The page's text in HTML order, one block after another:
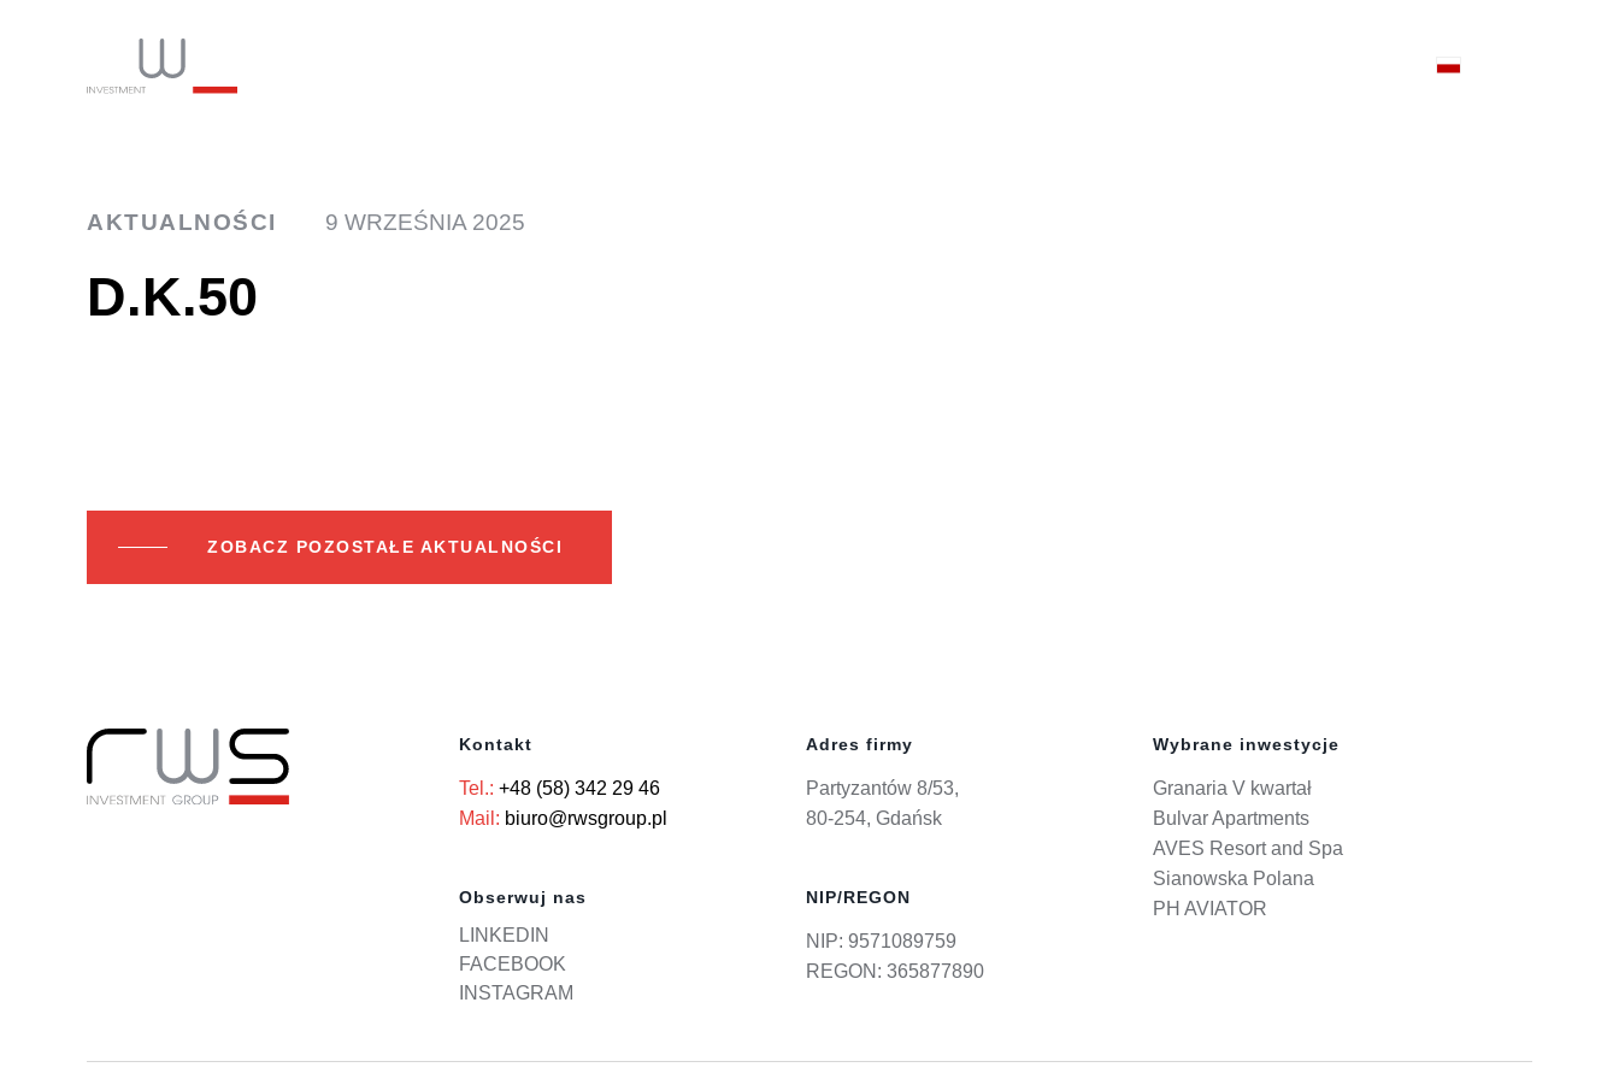
AKTUALNOŚCI 9 WRZEŚNIA 2025
D.K.50
ZOBACZ POZOSTAŁE AKTUALNOŚCI
Kontakt
Tel.: +48 (58) 342 29 46
Mail: biuro@rwsgroup.pl
Obserwuj nas
LINKEDIN
FACEBOOK
INSTAGRAM
Adres firmy
Partyzantów 8/53,
80-254, Gdańsk
NIP/REGON
NIP: 9571089759
REGON: 365877890
Wybrane inwestycje
Granaria V kwartał
Bulvar Apartments
AVES Resort and Spa
Sianowska Polana
PH AVIATOR